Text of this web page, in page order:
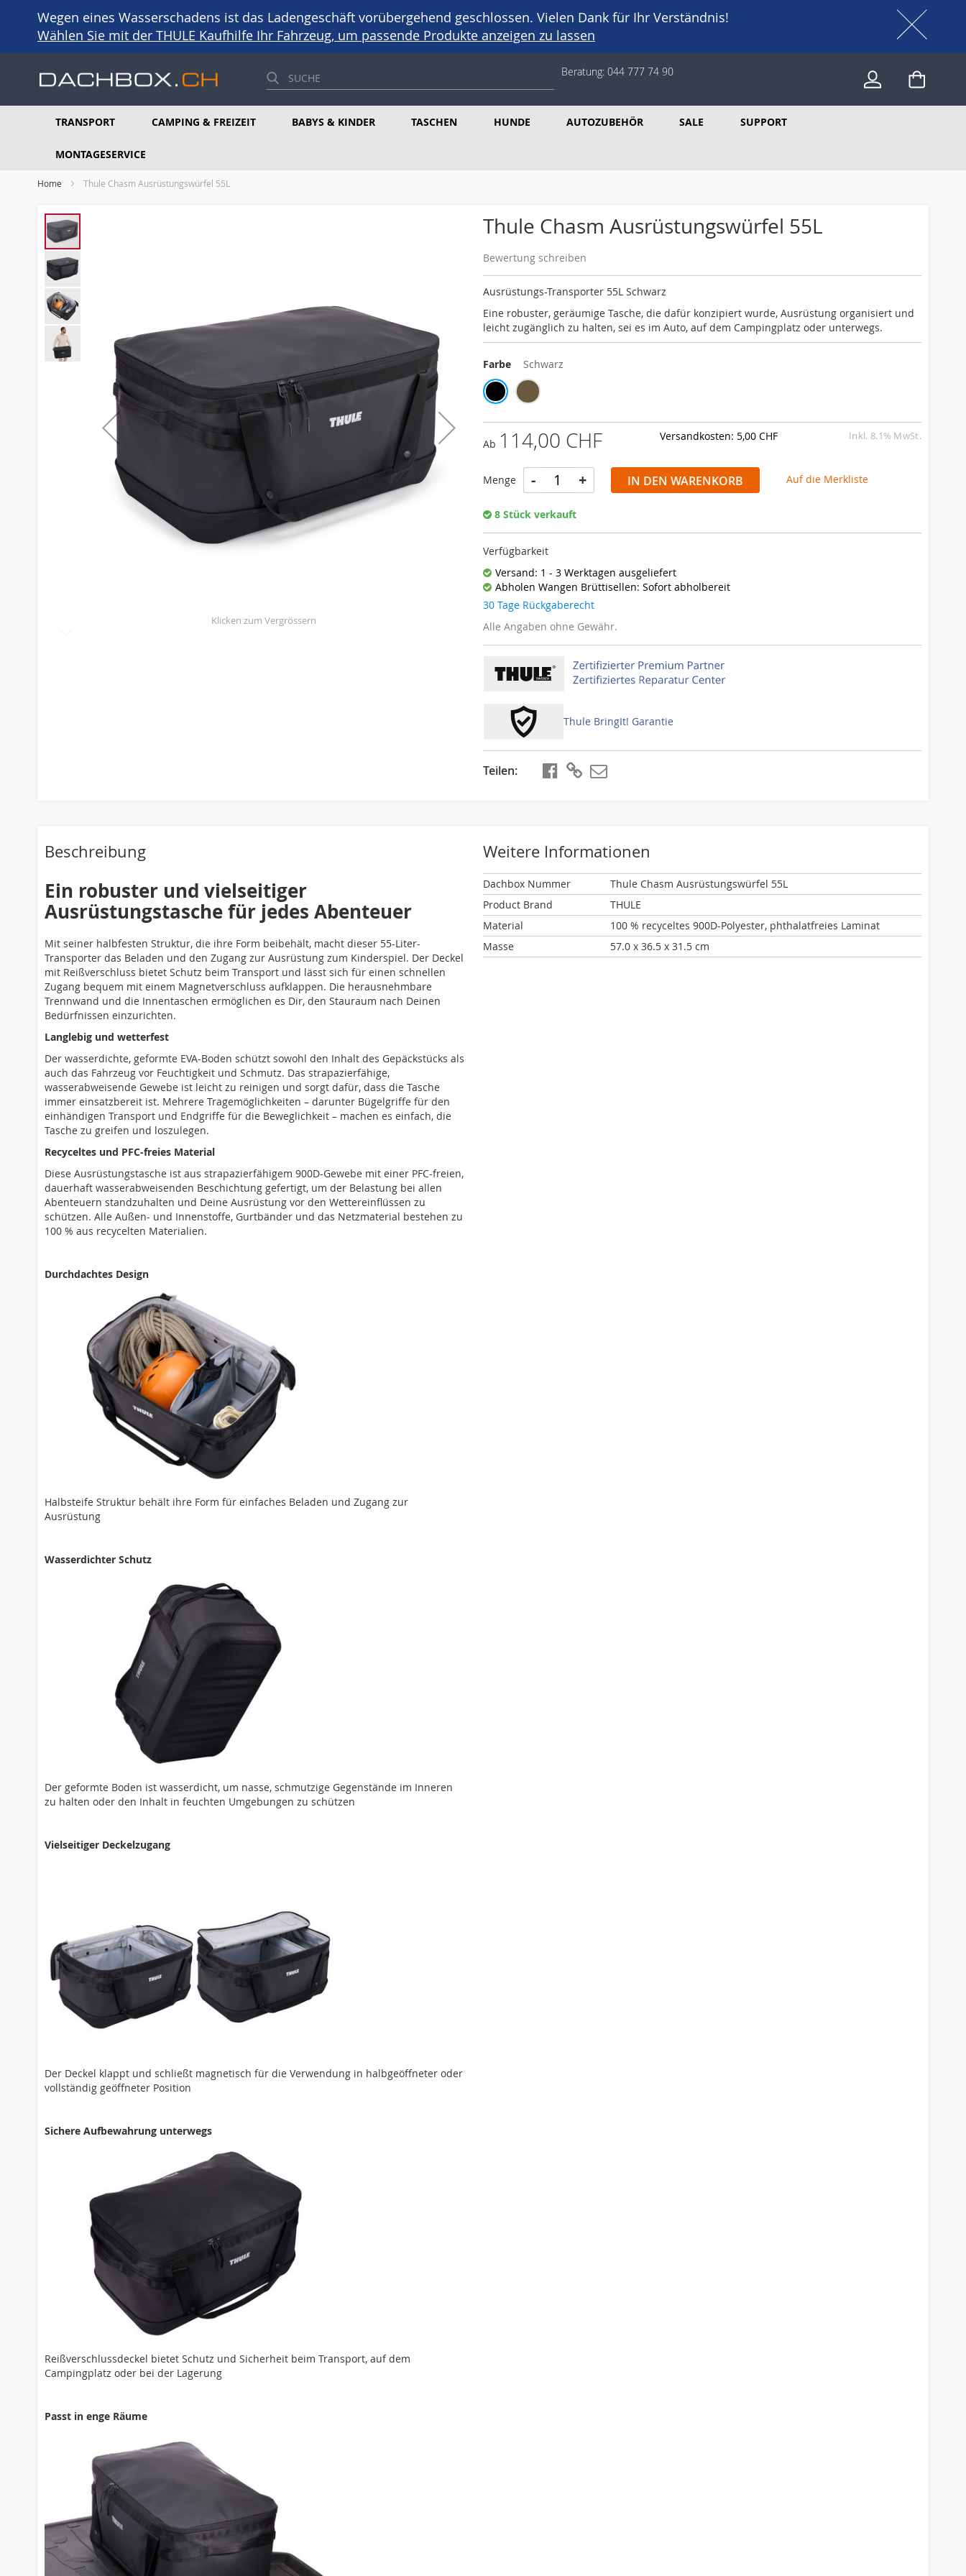
Wegen eines Wasserschadens ist das Ladengeschäft vorübergehend geschlossen. Vielen Dank für Ihr Verständnis!
Wählen Sie mit der THULE Kaufhilfe Ihr Fahrzeug, um passende Produkte anzeigen zu lassen
Beratung: 044 777 74 90
TRANSPORT CAMPING & FREIZEIT BABYS & KINDER TASCHEN HUNDE AUTOZUBEHÖR SALE SUPPORT
MONTAGESERVICE
Home Thule Chasm Ausrüstungswürfel 55L
Skip
to
the
end
of
the
images
gallery
Thule Chasm Ausrüstungswürfel 55L
Bewertung schreiben
Ausrüstungs-Transporter 55L Schwarz
Eine robuster, geräumige Tasche, die dafür konzipiert wurde, Ausrüstung organisiert und
leicht zugänglich zu halten, sei es im Auto, auf dem Campingplatz oder unterwegs.
Farbe Schwarz
Ab 114,00 CHF Versandkosten: 5,00 CHF Inkl. 8.1% MwSt.
Menge - + IN DEN WARENKORB Auf die Merkliste
8 Stück verkauft
Verfügbarkeit
Versand: 1 - 3 Werktagen ausgeliefert
Abholen Wangen Brüttisellen: Sofort abholbereit
30 Tage Rückgaberecht
Alle Angaben ohne Gewähr.
Thule BringIt! Garantie
Teilen
Beschreibung
Ein robuster und vielseitiger
Ausrüstungstasche für jedes Abenteuer
Mit seiner halbfesten Struktur, die ihre Form beibehält, macht dieser 55-Liter-
Transporter das Beladen und den Zugang zur Ausrüstung zum Kinderspiel. Der Deckel
mit Reißverschluss bietet Schutz beim Transport und lässt sich für einen schnellen
Zugang bequem mit einem Magnetverschluss aufklappen. Die herausnehmbare
Trennwand und die Innentaschen ermöglichen es Dir, den Stauraum nach Deinen
Bedürfnissen einzurichten.
Langlebig und wetterfest
Der wasserdichte, geformte EVA-Boden schützt sowohl den Inhalt des Gepäckstücks als
auch das Fahrzeug vor Feuchtigkeit und Schmutz. Das strapazierfähige,
wasserabweisende Gewebe ist leicht zu reinigen und sorgt dafür, dass die Tasche
immer einsatzbereit ist. Mehrere Tragemöglichkeiten – darunter Bügelgriffe für den
einhändigen Transport und Endgriffe für die Beweglichkeit – machen es einfach, die
Tasche zu greifen und loszulegen.
Recyceltes und PFC-freies Material
Diese Ausrüstungstasche ist aus strapazierfähigem 900D-Gewebe mit einer PFC-freien,
dauerhaft wasserabweisenden Beschichtung gefertigt, um der Belastung bei allen
Abenteuern standzuhalten und Deine Ausrüstung vor den Wettereinflüssen zu
schützen. Alle Außen- und Innenstoffe, Gurtbänder und das Netzmaterial bestehen zu
100 % aus recycelten Materialien.
Durchdachtes Design
Halbsteife Struktur behält ihre Form für einfaches Beladen und Zugang zur
Ausrüstung
Wasserdichter Schutz
Der geformte Boden ist wasserdicht, um nasse, schmutzige Gegenstände im Inneren
zu halten oder den Inhalt in feuchten Umgebungen zu schützen
Vielseitiger Deckelzugang
Der Deckel klappt und schließt magnetisch für die Verwendung in halbgeöffneter oder
vollständig geöffneter Position
Sichere Aufbewahrung unterwegs
Reißverschlussdeckel bietet Schutz und Sicherheit beim Transport, auf dem
Campingplatz oder bei der Lagerung
Passt in enge Räume
Weitere Informationen
Weitere
Informationen
Dachbox Nummer
Thule Chasm Ausrüstungswürfel 55L
Product Brand
THULE
Material
100 % recyceltes 900D-Polyester, phthalatfreies Laminat
Masse
57.0 x 36.5 x 31.5 cm